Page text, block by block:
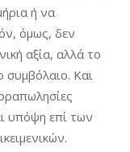
ή να
όμως, δεν
αξία, αλλά το
Και
υπόψη επί των